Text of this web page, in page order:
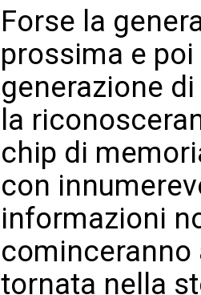
Forse la
prossima e
generazione
la
chip di
con
informazioni
cominceranno
tornata nella